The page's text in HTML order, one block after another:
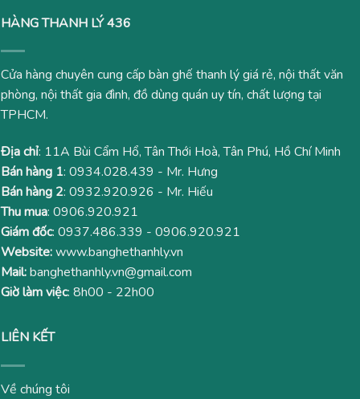
HÀNG THANH LÝ 436
Cửa hàng chuyên cung cấp bàn ghế thanh lý giá rẻ, nội thất văn
phòng, nội thất gia đình, đồ dùng quán uy tín, chất lượng tại
TPHCM.
Địa chỉ: 11A Bùi Cẩm Hổ, Tân Thới Hoà, Tân Phú, Hồ Chí Minh
Bán hàng 1: 0934.028.439 - Mr. Hưng
Bán hàng 2: 0932.920.926 - Mr. Hiếu
Thu mua: 0906.920.921
Giám đốc: 0937.486.339 - 0906.920.921
Website:www.banghethanhly.vn
Mail:banghethanhly.vn@gmail.com
Giờ làm việc: 8h00 - 22h00
LIÊN KẾT
Về chúng tôi